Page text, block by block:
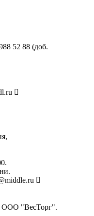
52 88 (доб.
ООО "ВесТорг".